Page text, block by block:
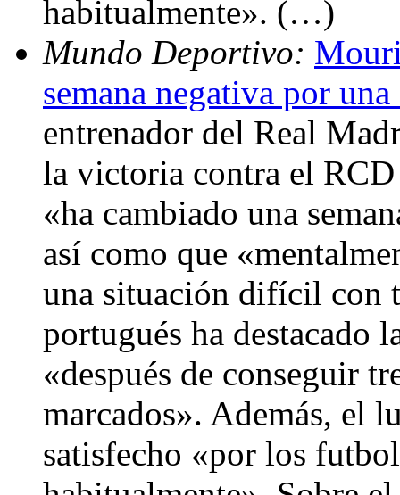
habitualmente». (…)
Mundo Deportivo:
semana negativa por
entrenador del Real
la victoria contra el
«ha cambiado una
así como que
una situación difícil con
portugués ha destacado
«después de conseguir
marcados». Además, el
satisfecho «por los